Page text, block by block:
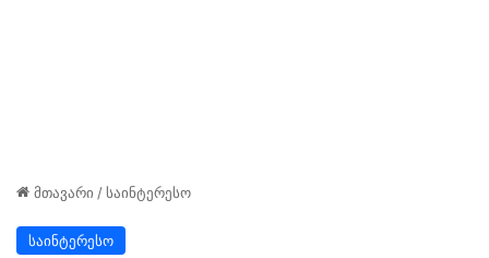
მთავარი /საინტერესო
საინტერესო